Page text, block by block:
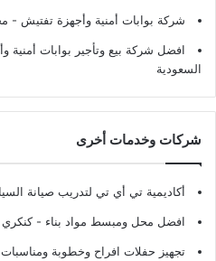
شركة بوابات أمنية وأجهزة تفتيش -
افضل شركة بيع وتأجير بوابات أمنية
السعودية
شركات وخدمات أخرى
أكاديمية تي أي تي لتدريب صيانة
افضل محل ومبسط مواد بناء -
تجهيز حفلات افراح وخطوبة